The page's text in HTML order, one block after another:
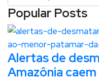
Popular Posts
Alertas de
Amazônia caem